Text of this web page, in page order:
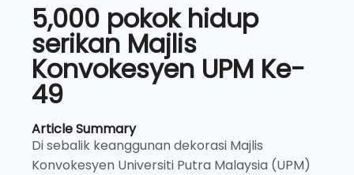
5,000 pokok hidup
serikan Majlis
Konvokesyen UPM Ke-
49
Article Summary
Di sebalik keanggunan dekorasi Majlis
Konvokesyen Universiti Putra Malaysia (UPM)